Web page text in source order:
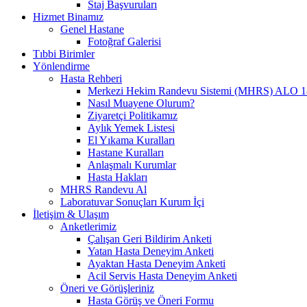
Staj Başvuruları
Hizmet Binamız
Genel Hastane
Fotoğraf Galerisi
Tıbbi Birimler
Yönlendirme
Hasta Rehberi
Merkezi Hekim Randevu Sistemi (MHRS) ALO
Nasıl Muayene Olurum?
Ziyaretçi Politikamız
Aylık Yemek Listesi
El Yıkama Kuralları
Hastane Kuralları
Anlaşmalı Kurumlar
Hasta Hakları
MHRS Randevu Al
Laboratuvar Sonuçları Kurum İçi
İletişim & Ulaşım
Anketlerimiz
Çalışan Geri Bildirim Anketi
Yatan Hasta Deneyim Anketi
Ayaktan Hasta Deneyim Anketi
Acil Servis Hasta Deneyim Anketi
Öneri ve Görüşleriniz
Hasta Görüş ve Öneri Formu